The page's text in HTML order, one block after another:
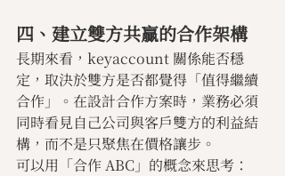
四、建立雙方共贏的合作架構
長期來看，keyaccount 關係能否穩
定，取決於雙方是否都覺得「值得繼續
合作」。在設計合作方案時，業務必須
同時看見自己公司與客戶雙方的利益結
構，而不是只聚焦在價格讓步。
可以用「合作 ABC」的概念來思考：